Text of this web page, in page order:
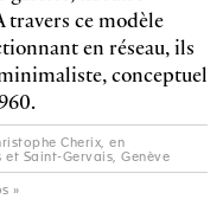
travers ce modèle
en réseau, ils
conceptuel
Cherix, en
Saint-Gervais, Genève
»